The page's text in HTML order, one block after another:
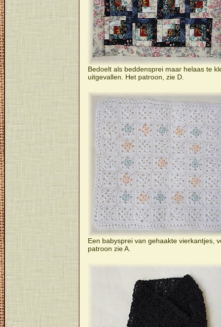
Bedoelt als beddensprei maar helaas te
uitgevallen. Het patroon, zie D.
Een babysprei van gehaakte vierkantjes,
patroon zie A.